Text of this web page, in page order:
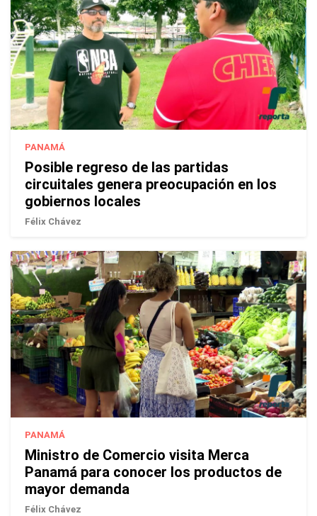
PANAMÁ
Posible regreso de las partidas
circuitales genera preocupación en los
gobiernos locales
Félix Chávez
PANAMÁ
Ministro de Comercio visita Merca
Panamá para conocer los productos de
mayor demanda
Félix Chávez